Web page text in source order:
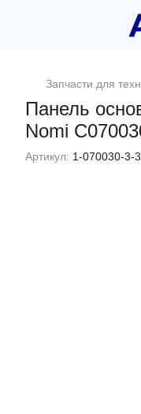
Запчасти для
Панель
Nomi
Артикул: 1-070030-3-